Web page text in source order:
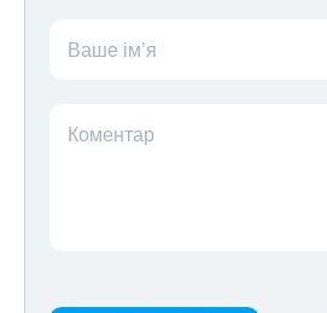
Ваше ім’я
Коментар